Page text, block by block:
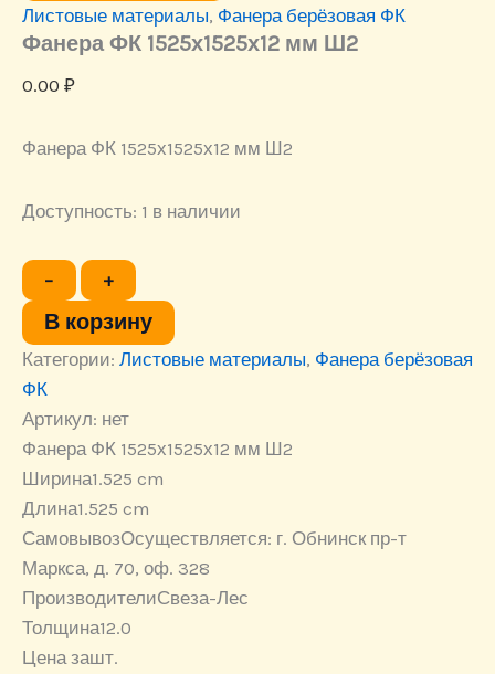
Листовые материалы, Фанера берёзовая ФК
Фанера ФК 1525х1525х12 мм Ш2
0.00 ₽
Фанера ФК 1525х1525х12 мм Ш2
Доступность: 1 в наличии
−
Количество
товара
Фанера
ФК
1525х1525х12
+
В корзину
Категории: Листовые материалы, Фанера берёзовая
ФК
Артикул: нет
Фанера ФК 1525х1525х12 мм Ш2
Ширина1.525 cm
Длина1.525 cm
СамовывозОсуществляется: г. Обнинск пр-т
Маркса, д. 70, оф. 328
ПроизводителиСвеза-Лес
Толщина12.0
Цена зашт.